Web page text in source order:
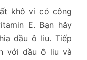
khô vi có công
E. Bạn hãy
dầu ô liu. Tiếp
với dầu ô liu và